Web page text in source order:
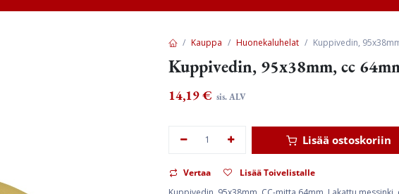
Kauppa Huonekaluhelat Kuppivedin,
Kuppivedin, 95x38mm, cc
14,19€ sis. ALV
Lisää ostoskoriin
Vertaa
Lisää Toivelistalle